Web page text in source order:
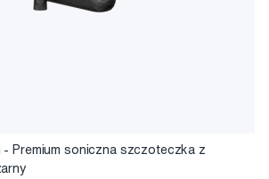
- Premium soniczna szczoteczka z